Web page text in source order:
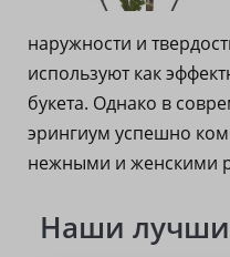
наружности и
используют как
букета. Однако в
эрингиум успешно
нежными и женскими
Наши